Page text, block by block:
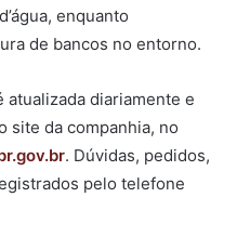
enquanto
de bancos no entorno.
atualizada diariamente e
site da companhia, no
. Dúvidas, pedidos,
pelo telefone